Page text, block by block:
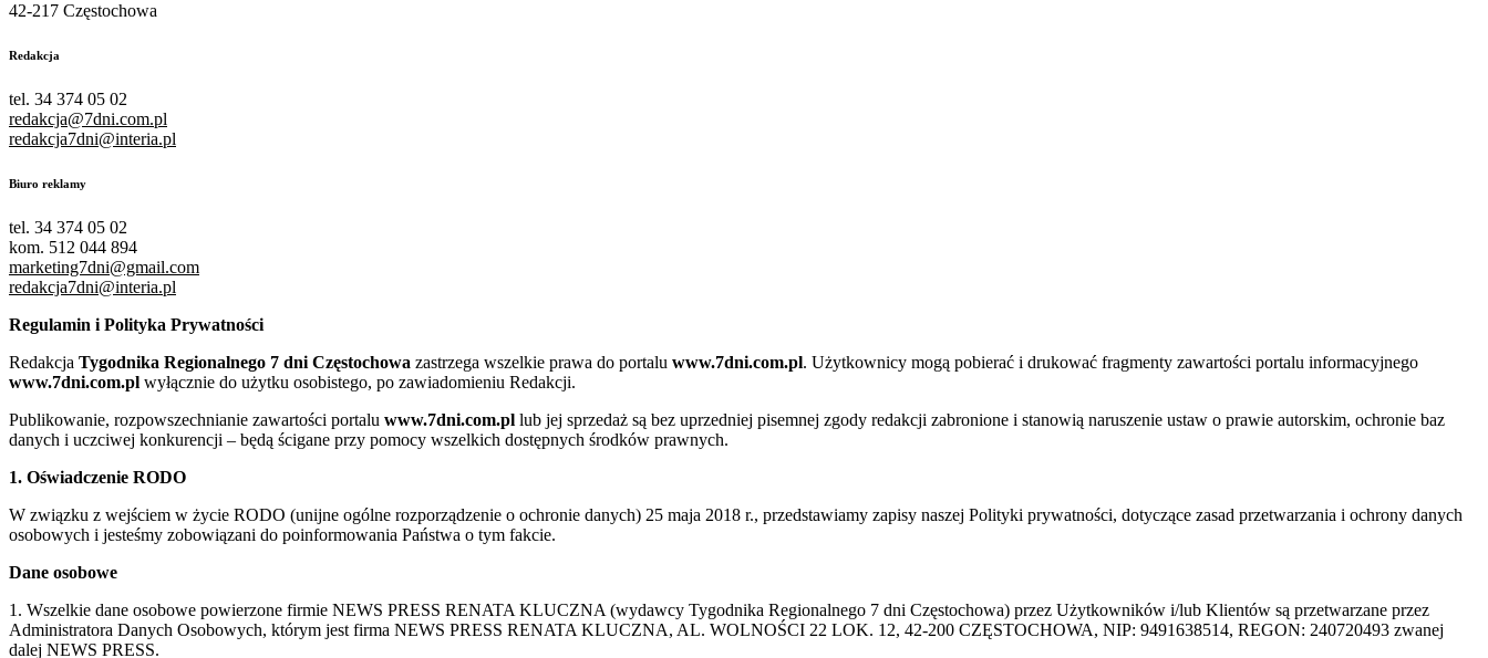
42-217 Częstochowa
Redakcja
tel. 34 374 05 02
redakcja@7dni.com.pl
redakcja7dni@interia.pl
Biuro reklamy
tel. 34 374 05 02
kom. 512 044 894
marketing7dni@gmail.com
redakcja7dni@interia.pl
Regulamin i Polityka Prywatności
Redakcja Tygodnika Regionalnego 7 dni Częstochowa zastrzega wszelkie prawa do portalu www.7dni.com.pl. Użytkownicy mogą pobierać i drukować fragmenty zawartości portalu informacyjnego
www.7dni.com.pl wyłącznie do użytku osobistego, po zawiadomieniu Redakcji.
Publikowanie, rozpowszechnianie zawartości portalu www.7dni.com.pl lub jej sprzedaż są bez uprzedniej pisemnej zgody redakcji zabronione i stanowią naruszenie ustaw o prawie autorskim, ochronie baz
danych i uczciwej konkurencji – będą ścigane przy pomocy wszelkich dostępnych środków prawnych.
1. Oświadczenie RODO
W związku z wejściem w życie RODO (unijne ogólne rozporządzenie o ochronie danych) 25 maja 2018 r., przedstawiamy zapisy naszej Polityki prywatności, dotyczące zasad przetwarzania i ochrony danych
osobowych i jesteśmy zobowiązani do poinformowania Państwa o tym fakcie.
Dane osobowe
1. Wszelkie dane osobowe powierzone firmie NEWS PRESS RENATA KLUCZNA (wydawcy Tygodnika Regionalnego 7 dni Częstochowa) przez Użytkowników i/lub Klientów są przetwarzane przez
Administratora Danych Osobowych, którym jest firma NEWS PRESS RENATA KLUCZNA, AL. WOLNOŚCI 22 LOK. 12, 42-200 CZĘSTOCHOWA, NIP: 9491638514, REGON: 240720493 zwanej
dalej NEWS PRESS.